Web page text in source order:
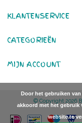
KLANTENSERVICE
CATEGORIEËN
MIJN ACCOUNT
© Copyright 2026
Door het gebruiken
akkoord met het gebruik
website te